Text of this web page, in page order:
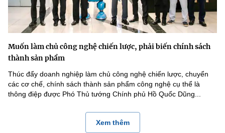
Muốn làm chủ công nghệ chiến lược, phải biến chính sách
thành sản phẩm
Thúc đẩy doanh nghiệp làm chủ công nghệ chiến lược, chuyển
các cơ chế, chính sách thành sản phẩm công nghệ cụ thể là
thông điệp được Phó Thủ tướng Chính phủ Hồ Quốc Dũng...
Xem thêm